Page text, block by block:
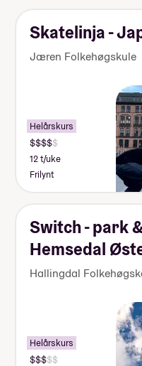
Skatelinja -
Jæren Folkehøgskule
Helårskurs
12 t/uke
Frilynt
Switch - park
Hemsedal
Hallingdal
Helårskurs